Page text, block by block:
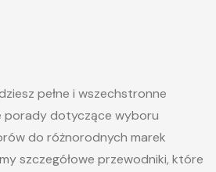
akumulator samochodowy i
pełne i wszechstronne
porady dotyczące wyboru
do różnorodnych marek
szczegółowe przewodniki, które